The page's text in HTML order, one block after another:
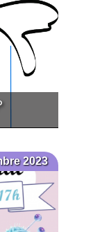
2023